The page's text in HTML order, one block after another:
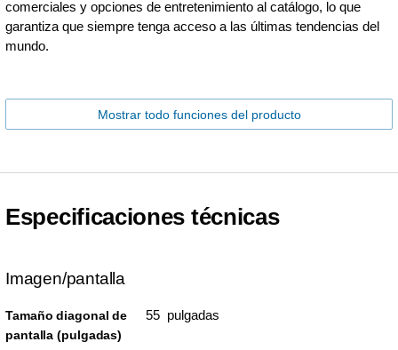
comerciales y opciones de entretenimiento al catálogo, lo que
garantiza que siempre tenga acceso a las últimas tendencias del
mundo.
Mostrar todo funciones del producto
Especificaciones técnicas
Imagen/pantalla
Tamaño diagonal de
pantalla (pulgadas)
55 pulgadas